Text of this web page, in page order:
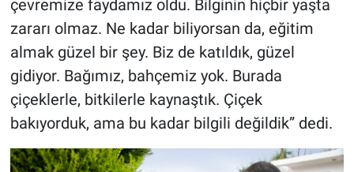
çevremize faydamız oldu. Bilginin hiçbir yaşta
zararı olmaz. Ne kadar biliyorsan da, eğitim
almak güzel bir şey. Biz de katıldık, güzel
gidiyor. Bağımız, bahçemiz yok. Burada
çiçeklerle, bitkilerle kaynaştık. Çiçek
bakıyorduk, ama bu kadar bilgili değildik” dedi.